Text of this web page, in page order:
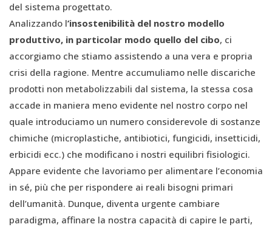
del sistema progettato.
Analizzando l’insostenibilità del nostro modello
produttivo, in particolar modo quello del cibo, ci
accorgiamo che stiamo assistendo a una vera e propria
crisi della ragione. Mentre accumuliamo nelle discariche
prodotti non metabolizzabili dal sistema, la stessa cosa
accade in maniera meno evidente nel nostro corpo nel
quale introduciamo un numero considerevole di sostanze
chimiche (microplastiche, antibiotici, fungicidi, insetticidi,
erbicidi ecc.) che modificano i nostri equilibri fisiologici.
Appare evidente che lavoriamo per alimentare l’economia
in sé, più che per rispondere ai reali bisogni primari
dell’umanità. Dunque, diventa urgente cambiare
paradigma, affinare la nostra capacità di capire le parti,